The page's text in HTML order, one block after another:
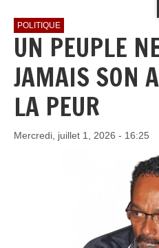
POLITIQUE
UN PEUPLE
JAMAIS SON
LA PEUR
Mercredi, juillet 1, 2026 - 16:25